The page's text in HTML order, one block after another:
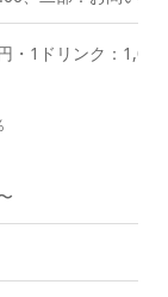
・1ドリンク：